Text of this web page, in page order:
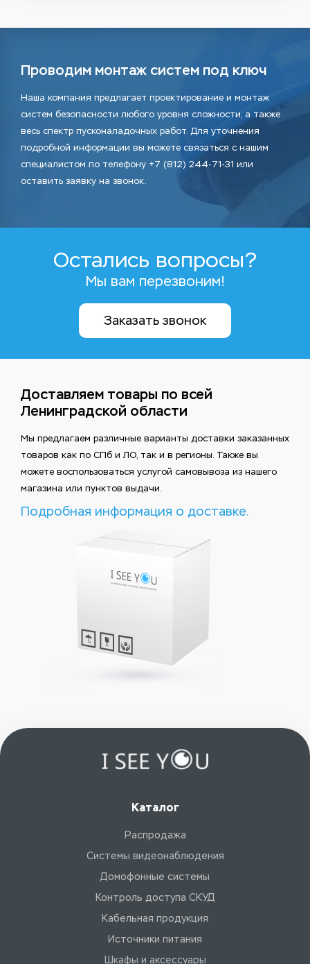
Проводим монтаж систем под ключ
Наша компания предлагает проектирование и монтаж
систем безопасности любого уровня сложности, а также
весь спектр пусконаладочных работ. Для уточнения
подробной информации вы можете связаться с нашим
специалистом по телефону +7 (812) 244-71-31 или
оставить заявку на звонок.
Остались вопросы?
Мы вам перезвоним!
Заказать звонок
Доставляем товары по всей
Ленинградской области
Мы предлагаем различные варианты доставки заказанных
товаров как по СПб и ЛО, так и в регионы. Также вы
можете воспользоваться услугой самовывоза из нашего
магазина или пунктов выдачи.
Подробная информация о доставке.
Каталог
Распродажа
Системы видеонаблюдения
Домофонные системы
Контроль доступа СКУД
Кабельная продукция
Источники питания
Шкафы и аксессуары